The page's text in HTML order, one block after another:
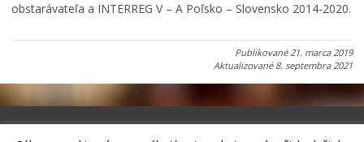
obstarávateľa a INTERREG V – A Poľsko – Slovensko 2014-2020.
Publikované21. marca 2019
Aktualizované 8. septembra 2021